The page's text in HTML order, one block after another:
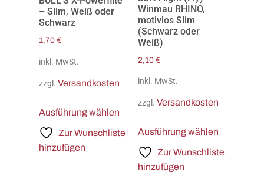
– Slim, Weiß oder
Schwarz
1,70 €
inkl. MwSt.
zzgl. Versandkosten
Ausführung wählen
Zur Wunschliste
hinzufügen
Winmau RHINO,
motivlos Slim
(Schwarz oder
Weiß)
2,10 €
inkl. MwSt.
zzgl. Versandkosten
Ausführung wählen
Zur Wunschliste
hinzufügen